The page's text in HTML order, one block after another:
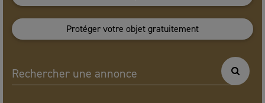
Protéger votre objet gratuitement
Rechercher une annonce